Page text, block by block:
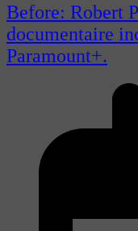
Before: Robert
documentaire
Paramount+.